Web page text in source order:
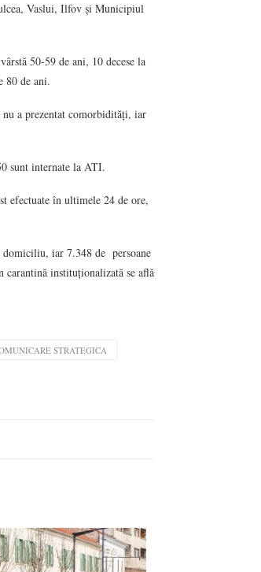
Vaslui, Ilfov și Municipiul
50-59 de ani, 10 decese la
80 de ani.
nu a prezentat comorbidități, iar
sunt internate la ATI.
efectuate în ultimele 24 de ore,
domiciliu, iar 7.348 de persoane
carantină instituționalizată se află
STRATEGICA